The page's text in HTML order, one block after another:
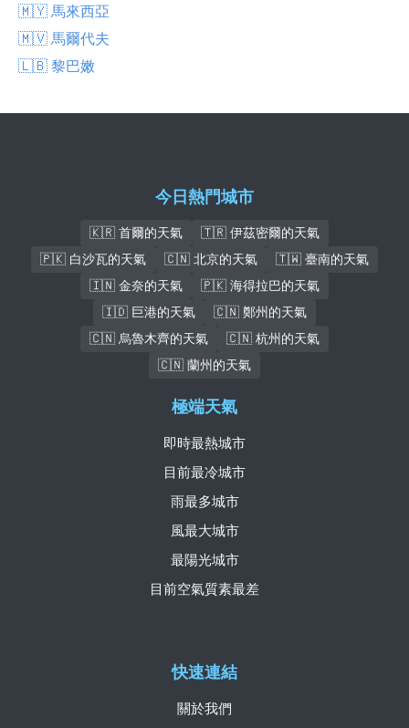
🇲🇾 馬來西亞
🇲🇻 馬爾代夫
🇱🇧 黎巴嫩
今日熱門城市
🇰🇷 首爾的天氣
🇹🇷 伊茲密爾的天氣
🇵🇰 白沙瓦的天氣
🇨🇳 北京的天氣
🇹🇼 臺南的天氣
🇮🇳 金奈的天氣
🇵🇰 海得拉巴的天氣
🇮🇩 巨港的天氣
🇨🇳 鄭州的天氣
🇨🇳 烏魯木齊的天氣
🇨🇳 杭州的天氣
🇨🇳 蘭州的天氣
快速連結
關於我們
極端天氣
即時最熱城市
目前最冷城市
雨最多城市
風最大城市
最陽光城市
目前空氣質素最差